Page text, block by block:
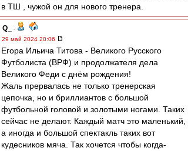
в ТШ , чужой он для нового тренера.
Q_
-
29 май 2024 20:06
Егора Ильича Титова - Великого Русского
Футболиста (ВРФ) и продолжателя дела
Великого Феди с днём рождения!
Жаль прервалась не только тренерская
цепочка, но и бриллиантов с большой
футбольной головой и золотыми ногами. Таких
сейчас не делают. Каждый матч это маленький,
а иногда и большой спектакль таких вот
кудесников мяча. Так хочется чтобы когда-